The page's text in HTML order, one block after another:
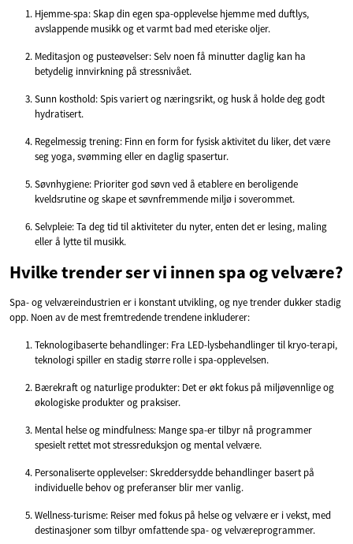
Hjemme-spa: Skap din egen spa-opplevelse hjemme med duftlys,
avslappende musikk og et varmt bad med eteriske oljer.
Meditasjon og pusteøvelser: Selv noen få minutter daglig kan ha
betydelig innvirkning på stressnivået.
Sunn kosthold: Spis variert og næringsrikt, og husk å holde deg godt
hydratisert.
Regelmessig trening: Finn en form for fysisk aktivitet du liker, det være
seg yoga, svømming eller en daglig spasertur.
Søvnhygiene: Prioriter god søvn ved å etablere en beroligende
kveldsrutine og skape et søvnfremmende miljø i soverommet.
Selvpleie: Ta deg tid til aktiviteter du nyter, enten det er lesing, maling
eller å lytte til musikk.
Hvilke trender ser vi innen spa og velvære?
Spa- og velværeindustrien er i konstant utvikling, og nye trender dukker stadig
opp. Noen av de mest fremtredende trendene inkluderer:
Teknologibaserte behandlinger: Fra LED-lysbehandlinger til kryo-terapi,
teknologi spiller en stadig større rolle i spa-opplevelsen.
Bærekraft og naturlige produkter: Det er økt fokus på miljøvennlige og
økologiske produkter og praksiser.
Mental helse og mindfulness: Mange spa-er tilbyr nå programmer
spesielt rettet mot stressreduksjon og mental velvære.
Personaliserte opplevelser: Skreddersydde behandlinger basert på
individuelle behov og preferanser blir mer vanlig.
Wellness-turisme: Reiser med fokus på helse og velvære er i vekst, med
destinasjoner som tilbyr omfattende spa- og velværeprogrammer.